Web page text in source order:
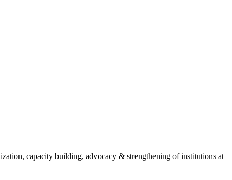
capacity building, advocacy & strengthening of institutions at